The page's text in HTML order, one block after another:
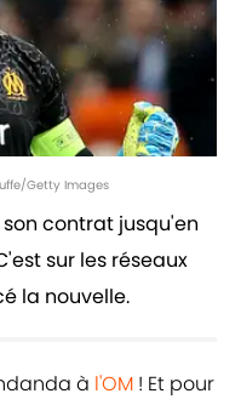
Getty Images
contrat jusqu'en
sur les réseaux
la nouvelle.
à l'OM ! Et pour